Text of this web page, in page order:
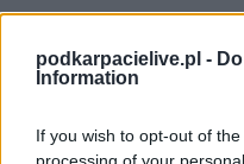
podkarpacielive.pl -
Information
If you wish to opt-out of
Algieria